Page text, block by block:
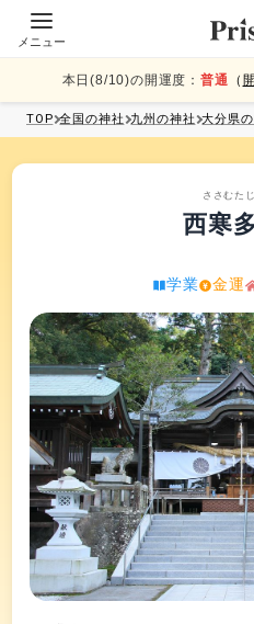
メニュー
本日(8/10)の開運度：普通 （
TOP 全国の神社 九州の神社 大分県
ささむた
西寒
学業 金運